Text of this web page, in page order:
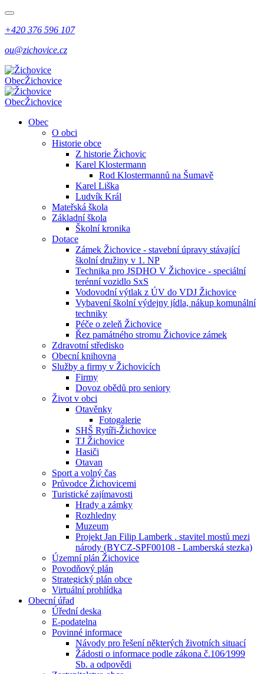
+420 376 596 107
ou@zichovice.cz
ObecŽichovice
ObecŽichovice
Obec
O obci
Historie obce
Z historie Žichovic
Karel Klostermann
Rod Klostermannů na Šumavě
Karel Liška
Ludvík Král
Mateřská škola
Základní škola
Školní kronika
Dotace
Zámek Žichovice - stavební úpravy stávající
školní družiny v 1. NP
Technika pro JSDHO V Žichovice - speciální
terénní vozidlo SxS
Vodovodní výtlak z ÚV do VDJ Žichovice
Vybavení školní výdejny jídla, nákup komunální
techniky
Péče o zeleň Žichovice
Řez památného stromu Žichovice zámek
Zdravotní středisko
Obecní knihovna
Služby a firmy v Žichovicích
Firmy
Dovoz obědů pro seniory
Život v obci
Otavěnky
Fotogalerie
SHŠ Rytíři-Žichovice
TJ Žichovice
Hasiči
Otavan
Sport a volný čas
Průvodce Žichovicemi
Turistické zajímavosti
Hrady a zámky
Rozhledny
Muzeum
Projekt Jan Filip Lamberk . stavitel mostů mezi
národy (BYCZ-SPF00108 - Lamberská stezka)
Územní plán Žichovice
Povodňový plán
Strategický plán obce
Virtuální prohlídka
Obecní úřad
Úřední deska
E-podatelna
Povinné informace
Návody pro řešení některých životních situací
Žádosti o informace podle zákona č.106⁄1999
Sb. a odpovědi